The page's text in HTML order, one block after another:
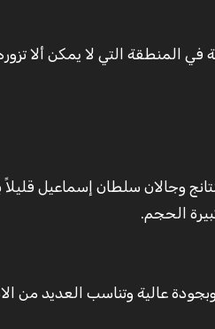
التي لا يمكن ألا
وجالان سلطان إسماعيل قليلاً
رخيصة وبجودة عالية وتناسب العديد